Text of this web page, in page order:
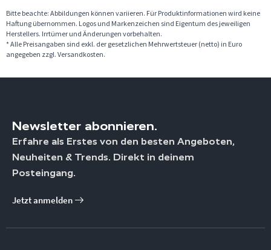
Bitte beachte: Abbildungen können variieren. Für Produktinformationen wird keine
Haftung übernommen. Logos und Markenzeichen sind Eigentum des jeweiligen
Herstellers. Irrtümer und Änderungen vorbehalten.
* Alle Preisangaben sind exkl. der gesetzlichen Mehrwertsteuer (netto) in Euro
angegeben zzgl. Versandkosten.
Newsletter abonnieren.
Erfahre als Erstes von den besten Angeboten,
Neuheiten & Trends. Direkt in deinem
Posteingang.
Jetzt anmelden